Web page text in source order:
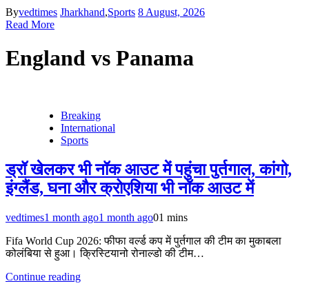
Byvedtimes Jharkhand,Sports 8 August, 2026
Read More
England vs Panama
Breaking
International
Sports
ड्रॉ खेलकर भी नॉक आउट में पहुंचा पुर्तगाल, कांगो,
इंग्लैंड, घना और क्रोएशिया भी नॉक आउट में
vedtimes1 month ago1 month ago01 mins
Fifa World Cup 2026: फीफा वर्ल्ड कप में पुर्तगाल की टीम का मुकाबला
कोलंबिया से हुआ। क्रिस्टियानो रोनाल्डो की टीम…
Continue reading